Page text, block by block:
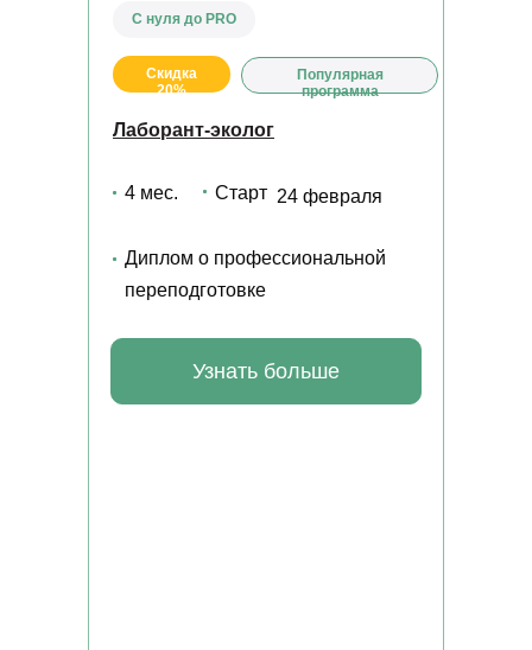
Лаборант-эколог
С нуля до PRO
Узнать больше
Популярная
программа
Скидка
20%
Диплом о профессиональной
переподготовке
4 мес. 24 февраля
Старт